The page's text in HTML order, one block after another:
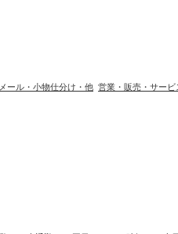
メール・小物仕分け・他 営業・販売・サービ